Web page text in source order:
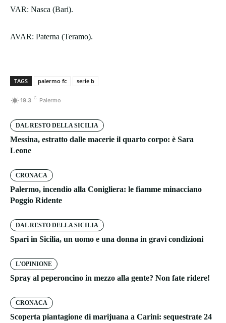
VAR: Nasca (Bari).
AVAR: Paterna (Teramo).
TAGS palermo fc serie b
19.3 C Palermo
DAL RESTO DELLA SICILIA
Messina, estratto dalle macerie il quarto corpo: è Sara
Leone
CRONACA
Palermo, incendio alla Conigliera: le fiamme minacciano
Poggio Ridente
DAL RESTO DELLA SICILIA
Spari in Sicilia, un uomo e una donna in gravi condizioni
L'OPINIONE
Spray al peperoncino in mezzo alla gente? Non fate ridere!
CRONACA
Scoperta piantagione di marijuana a Carini: sequestrate 24